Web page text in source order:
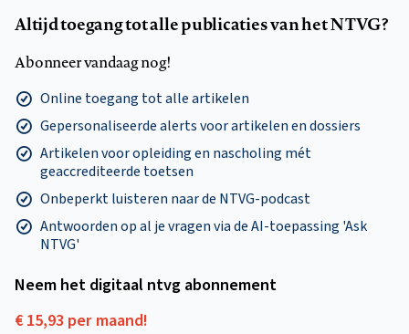
Altijd toegang tot alle publicaties van het NTVG?
Abonneer vandaag nog!
Online toegang tot alle artikelen
Gepersonaliseerde alerts voor artikelen en dossiers
Artikelen voor opleiding en nascholing mét
geaccrediteerde toetsen
Onbeperkt luisteren naar de NTVG-podcast
Antwoorden op al je vragen via de AI-toepassing 'Ask
NTVG'
Neem het digitaal ntvg abonnement
€ 15,93 per maand!